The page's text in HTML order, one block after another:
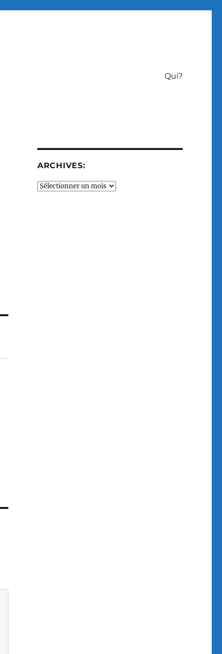
Qui?
ARCHIVES:
Archives: